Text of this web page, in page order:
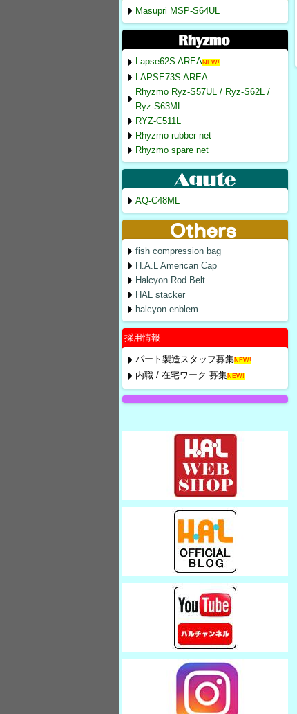
Masupri MSP-S64UL
Lapse62S AREANEW!
LAPSE73S AREA
Rhyzmo Ryz-S57UL / Ryz-S62L /
Ryz-S63ML
RYZ-C511L
Rhyzmo rubber net
Rhyzmo spare net
AQ-C48ML
fish compression bag
H.A.L American Cap
Halcyon Rod Belt
HAL stacker
halcyon enblem
採用情報
パート製造スタッフ募集NEW!
内職 / 在宅ワーク 募集NEW!